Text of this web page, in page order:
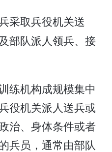
采取兵役机关送
部队派人领兵、接
练机构成规模集中
役机关派人送兵或
治、身体条件或者
兵员，通常由部队